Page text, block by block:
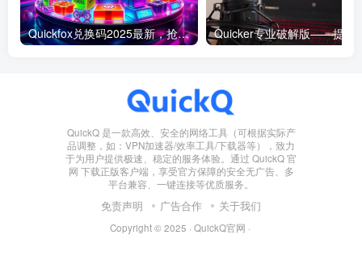
Quickfox兑换码2025最新，抢先获取专属福利！
QuickQ 是一款高效、安全的网络工具（可根据实际产
品调整，如：VPN加速器/效率工具/下载器等），致力
于为用户提供极速、稳定的服务体验。通过 QuickQ 官
网 下载正版客户端，享受官方保障的安全无广告、多
平台兼容、一键连接等优质服务。
免责声明 广告合作 关于我们
Copyright © 2025 · QuickQ官网 ·